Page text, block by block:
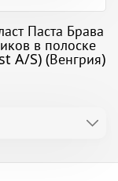
Паста Брава
в полоске
A/S) (Венгрия)